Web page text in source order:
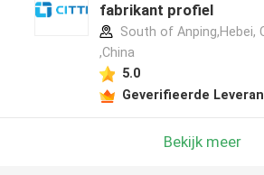
fabrikant profiel
South of Anping,Hebei,
,China
5.0
Geverifieerde
Bekijk meer